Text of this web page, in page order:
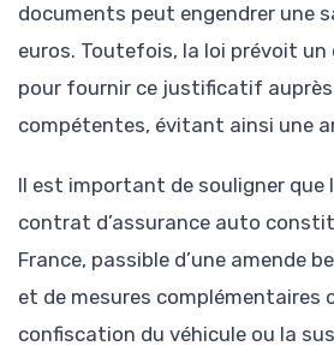
documents peut engendrer une
euros. Toutefois, la loi prévoit un
pour fournir ce justificatif
compétentes, évitant ainsi une
Il est important de souligner que
contrat d’assurance auto
France, passible d’une amende
et de mesures complémentaires
confiscation du véhicule ou la